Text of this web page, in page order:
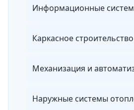
Каркасное строительство